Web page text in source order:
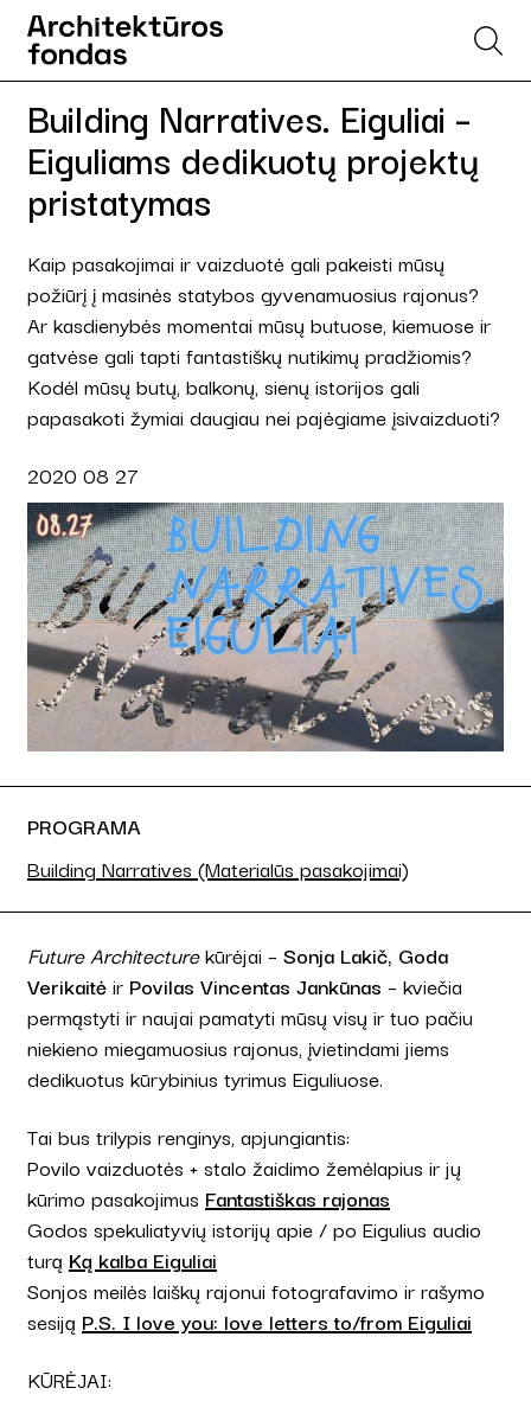
Building Narratives. Eiguliai –
Eiguliams dedikuotų projektų
pristatymas
Kaip pasakojimai ir vaizduotė gali pakeisti mūsų
požiūrį į masinės statybos gyvenamuosius rajonus?
Ar kasdienybės momentai mūsų butuose, kiemuose ir
gatvėse gali tapti fantastiškų nutikimų pradžiomis?
Kodėl mūsų butų, balkonų, sienų istorijos gali
papasakoti žymiai daugiau nei pajėgiame įsivaizduoti?
2020 08 27
PROGRAMA
Building Narratives (Materialūs pasakojimai)
Future Architecturekūrėjai – Sonja Lakič, Goda
Verikaitėir Povilas Vincentas Jankūnas – kviečia
permąstyti ir naujai pamatyti mūsų visų ir tuo pačiu
niekieno miegamuosius rajonus, įvietindami jiems
dedikuotus kūrybinius tyrimus Eiguliuose.
Tai bus trilypis renginys, apjungiantis:
Povilo vaizduotės + stalo žaidimo žemėlapius ir jų
kūrimo pasakojimus Fantastiškas rajonas
Godos spekuliatyvių istorijų apie / po Eigulius audio
turą Ką kalba Eiguliai
Sonjos meilės laiškų rajonui fotografavimo ir rašymo
sesiją P.S. I love you: love letters to/from Eiguliai
KŪRĖJAI: